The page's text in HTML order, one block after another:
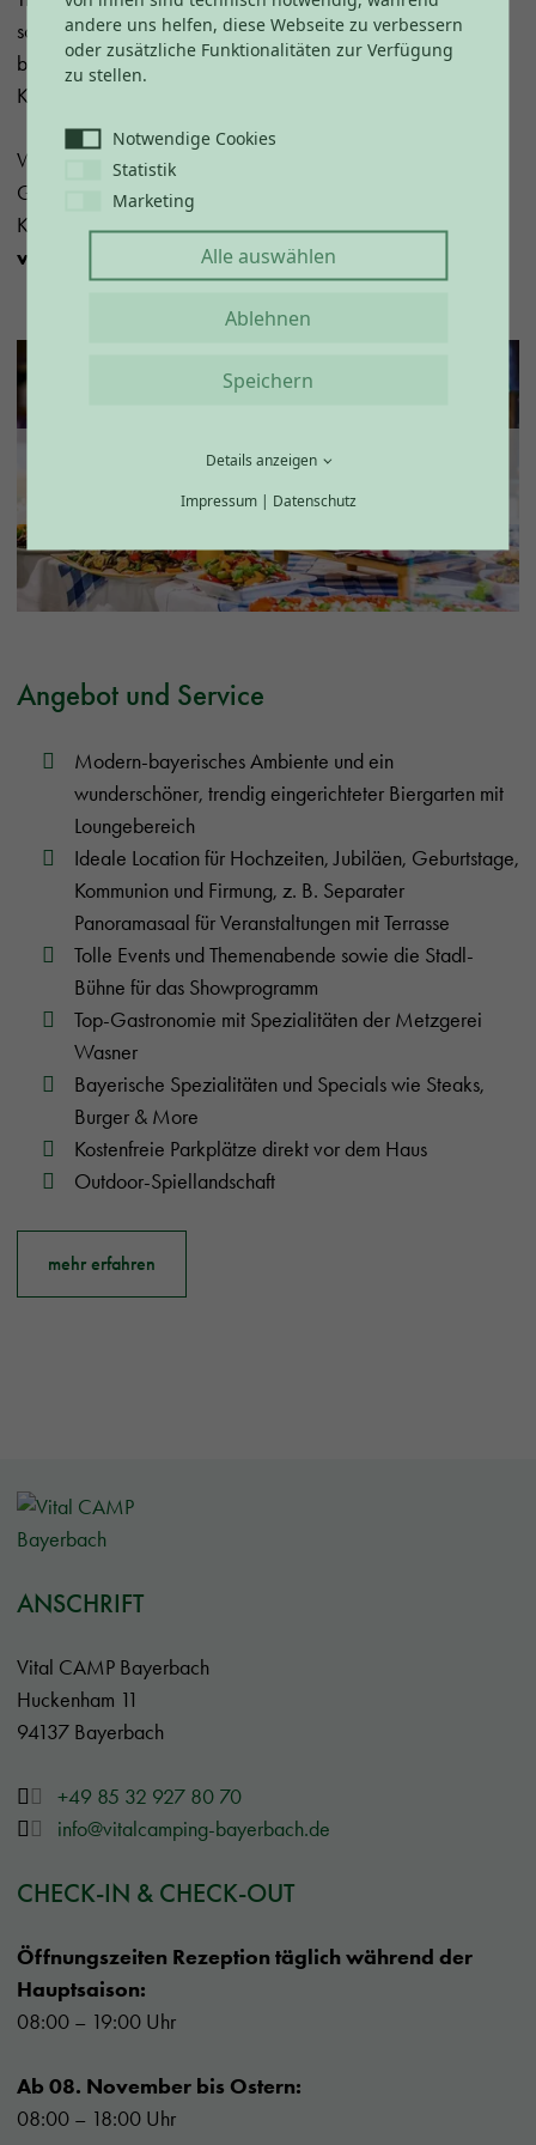
sorgen für Unterhaltung, während unsere Küche mit
bayerischen Spezialitäten, Steaks, Burgern und feinen
Kreationen aus der Metzgerei Wasner begeistert.
Während die Erwachsenen genießen, kommen die kleinen
Gäste in unsererOutdoor-Spiellandschaft
Kosten. Dazu bieten wirkostenfreie Parkplätze direkt
vor dem Haus
– für einen rundum entspannten Besuch.
Angebot und Service
Modern-bayerisches Ambiente und ein
wunderschöner, trendig eingerichteter Biergarten mit
Loungebereich
Ideale Location für Hochzeiten, Jubiläen, Geburtstage,
Kommunion und Firmung, z. B. Separater
Panoramasaal für Veranstaltungen mit Terrasse
Tolle Events und Themenabende sowie die Stadl-
Bühne für das Showprogramm
Top-Gastronomie mit Spezialitäten der Metzgerei
Wasner
Bayerische Spezialitäten und Specials wie Steaks,
Burger & More
Kostenfreie Parkplätze direkt vor dem Haus
Outdoor-Spiellandschaft
mehr erfahren
ANSCHRIFT
Vital CAMP Bayerbach
Huckenham 11
94137 Bayerbach
+49 85 32 927 80 70
info@vitalcamping-bayerbach.de
CHECK-IN & CHECK-OUT
Öffnungszeiten Rezeption täglich während der
Hauptsaison:
08:00 – 19:00 Uhr
Ab 08. November bis Ostern:
08:00 – 18:00 Uhr
andere uns helfen, diese Webseite zu verbessern
oder zusätzliche Funktionalitäten zur Verfügung
zu stellen.
Notwendige Cookies
Statistik
Marketing
Alle auswählen
Ablehnen
Speichern
Details anzeigen
Impressum| Datenschutz